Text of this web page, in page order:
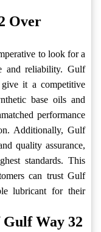
Over
to look for a
and reliability. Gulf
it a competitive
base oils and
performance
Additionally, Gulf
quality assurance,
standards. This
can trust Gulf
lubricant for their
Way 32